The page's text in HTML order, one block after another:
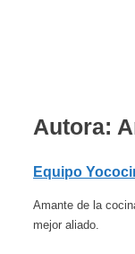
Autora:
Equipo
Amante de la
mejor aliado.